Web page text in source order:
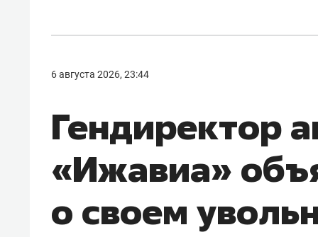
6 августа 2026, 23:44
Гендиректор
«Ижавиа»
о своем